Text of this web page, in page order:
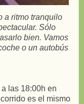
a ritmo tranquilo
Sólo
bien. Vamos
o un autobús
las 18:00h en
es el mismo